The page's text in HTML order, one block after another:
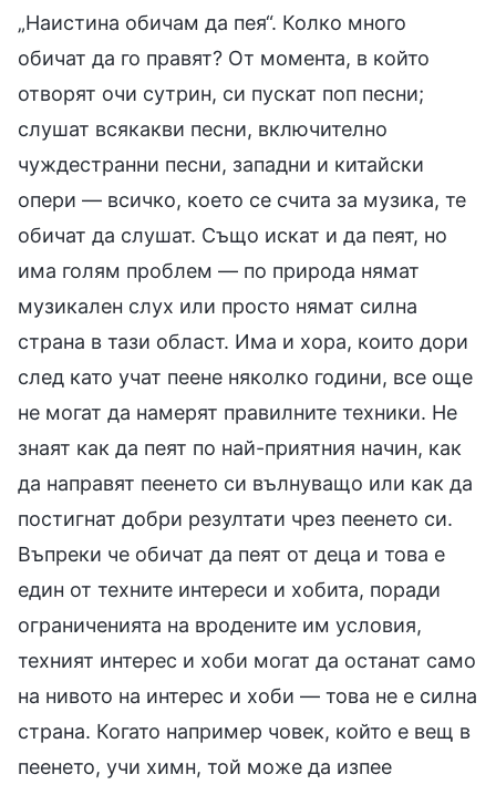
„Наистина обичам да пея“. Колко много
обичат да го правят? От момента, в който
отворят очи сутрин, си пускат поп песни;
слушат всякакви песни, включително
чуждестранни песни, западни и китайски
опери — всичко, което се счита за музика, те
обичат да слушат. Също искат и да пеят, но
има голям проблем — по природа нямат
музикален слух или просто нямат силна
страна в тази област. Има и хора, които дори
след като учат пеене няколко години, все още
не могат да намерят правилните техники. Не
знаят как да пеят по най-приятния начин, как
да направят пеенето си вълнуващо или как да
постигнат добри резултати чрез пеенето си.
Въпреки че обичат да пеят от деца и това е
един от техните интереси и хобита, поради
ограниченията на вродените им условия,
техният интерес и хоби могат да останат само
на нивото на интерес и хоби — това не е силна
страна. Когато например човек, който е вещ в
пеенето, учи химн, той може да изпее